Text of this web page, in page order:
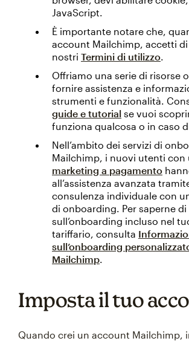
JavaScript.
È importante notare che,
account Mailchimp, accetti
nostri Termini di utilizzo.
Offriamo una serie di risorse
fornire assistenza e
strumenti e funzionalità.
guide e tutorial se vuoi
funziona qualcosa o in caso
Nell’ambito dei servizi di
Mailchimp, i nuovi utenti con
marketing a pagamento
all’assistenza avanzata
consulenza individuale con
di onboarding. Per saperne di
sull’onboarding incluso nel
tariffario, consulta
sull’onboarding
Mailchimp.
Imposta il tuo
Quando crei un account Mailchimp,